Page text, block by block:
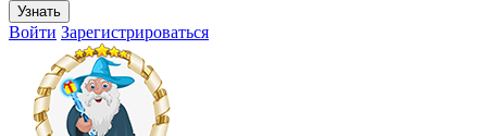
Узнать
Войти Зарегистрироваться